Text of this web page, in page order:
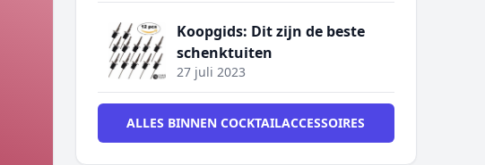
Koopgids: Dit zijn de beste
schenktuiten
27 juli 2023
ALLES BINNEN COCKTAILACCESSOIRES